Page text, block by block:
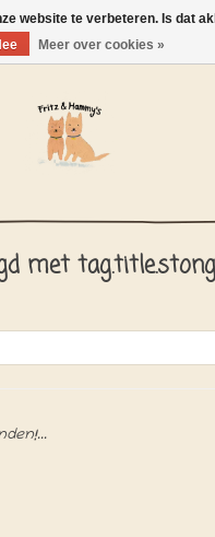
0
met tag.title.stong
website te verbeteren. Is dat
Meer over cookies »